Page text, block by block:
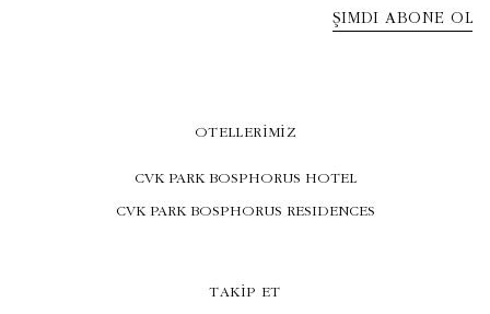
TAKIP ET
OTELLERIMIZ
CVK PARK BOSPHORUS HOTEL
CVK PARK BOSPHORUS RESIDENCES